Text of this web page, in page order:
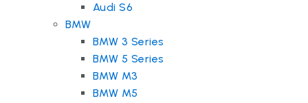
Audi S6
BMW
BMW 3 Series
BMW 5 Series
BMW M3
BMW M5